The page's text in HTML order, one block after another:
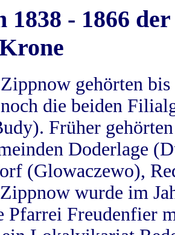
1838 - 1866
gehörten
die beiden
Früher
Doderlage
(Glowaczewo),
wurde im
Pfarrei Freudenfier